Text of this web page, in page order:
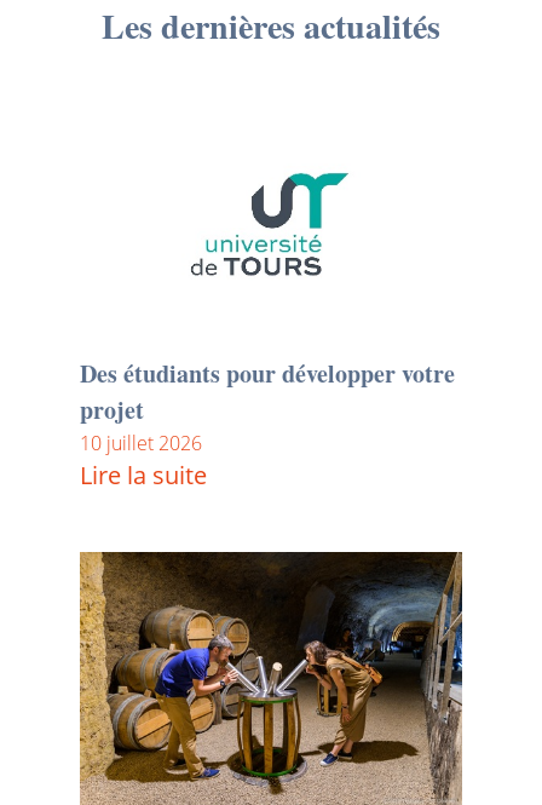
Les dernières actualités
Des étudiants pour développer votre
projet
10 juillet 2026
Lire la suite